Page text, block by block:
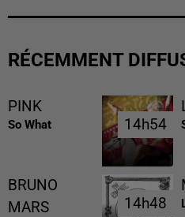
RÉCEMMENT
PINK
So What 14h54
14h54
BRUNO
MARS
14h48
14h48